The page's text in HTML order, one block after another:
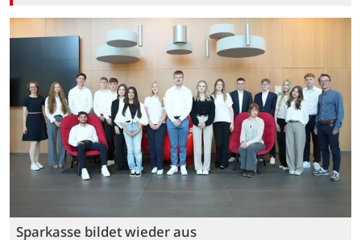
Sparkasse bildet wieder aus